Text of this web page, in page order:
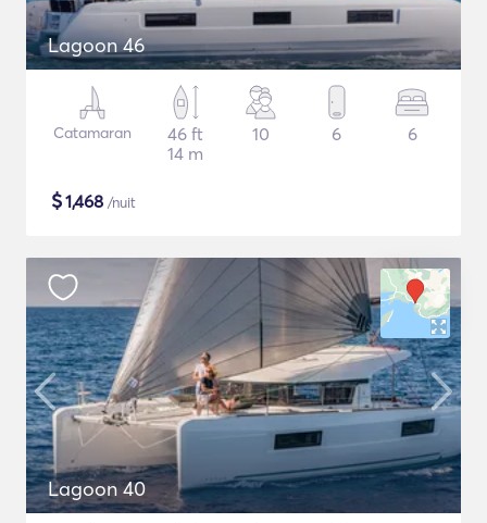
Lagoon 46
Catamaran
46 ft
14 m
10 6 6
$1,468 /nuit
Lagoon 40